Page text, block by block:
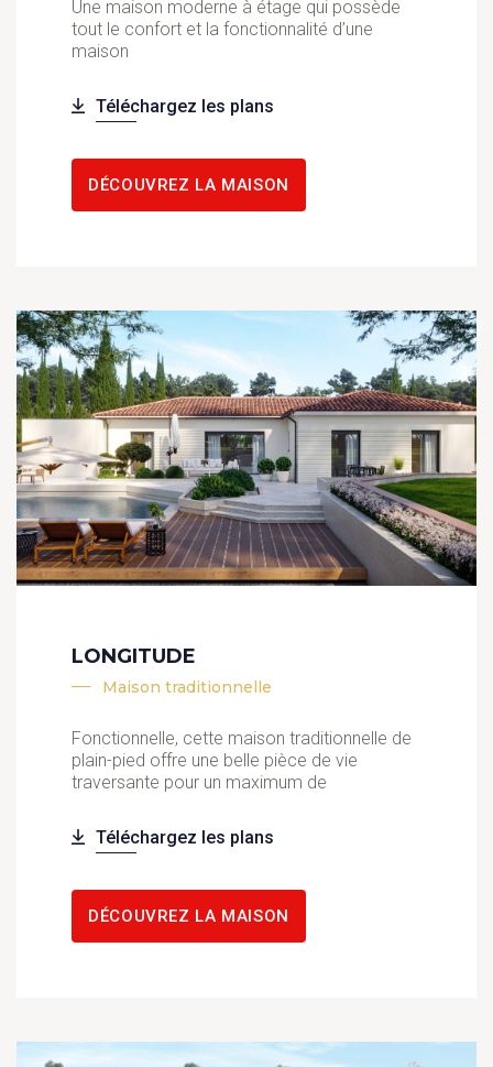
Une maison moderne à étage qui possède
tout le confort et la fonctionnalité d’une
maison
Téléchargez les plans
DÉCOUVREZ LA MAISON
LONGITUDE
Maison traditionnelle
Fonctionnelle, cette maison traditionnelle de
plain-pied offre une belle pièce de vie
traversante pour un maximum de
Téléchargez les plans
DÉCOUVREZ LA MAISON